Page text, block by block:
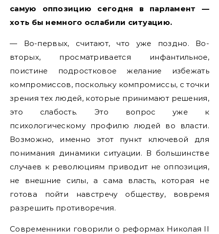
самую оппозицию сегодня в парламент —
хоть бы немного ослабили ситуацию.
— Во-первых, считают, что уже поздно. Во-
вторых, просматривается инфантильное,
поистине подростковое желание избежать
компромиссов, поскольку компромиссы, с точки
зрения тех людей, которые принимают решения,
это слабость. Это вопрос уже к
психологическому профилю людей во власти.
Возможно, именно этот пункт ключевой для
понимания динамики ситуации. В большинстве
случаев к революциям приводит не оппозиция,
не внешние силы, а сама власть, которая не
готова пойти навстречу обществу, вовремя
разрешить противоречия.
Современники говорили о реформах Николая II